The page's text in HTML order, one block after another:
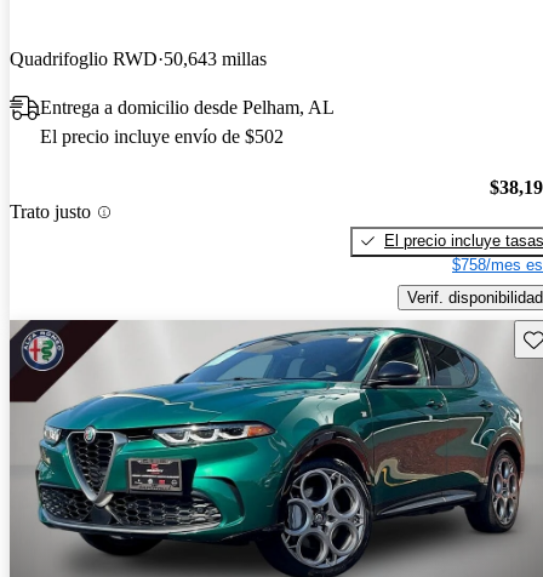
Quadrifoglio RWD 50,643 millas
Entrega a domicilio desde Pelham, AL
El precio incluye envío de $502
Trato justo
El precio incluye tasas
$758/mes
Verif. disponibilidad